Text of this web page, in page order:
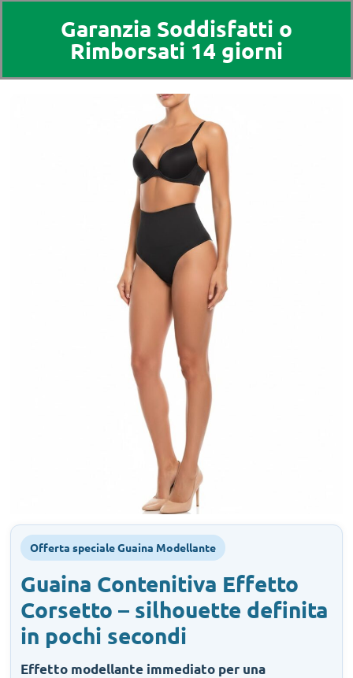
Garanzia Soddisfatti o
Rimborsati 14 giorni
Offerta speciale Guaina Modellante
Guaina Contenitiva Effetto
Corsetto – silhouette definita
in pochi secondi
Effetto modellante immediato per una